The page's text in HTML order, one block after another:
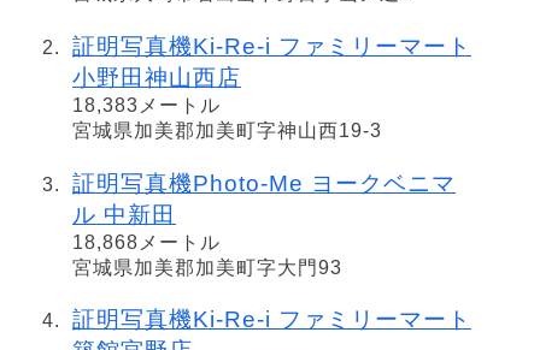
証明写真機Ki-Re-i ファミリーマート
小野田神山西店
18,383メートル
宮城県加美郡加美町字神山西19-3
証明写真機Photo-Me ヨークベニマ
ル 中新田
18,868メートル
宮城県加美郡加美町字大門93
証明写真機Ki-Re-i ファミリーマート